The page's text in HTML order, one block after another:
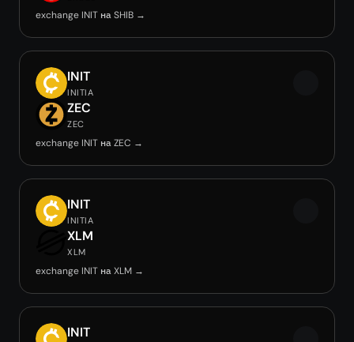
exchange INIT на SHIB →
INIT
INITIA
ZEC
ZEC
exchange INIT на ZEC →
INIT
INITIA
XLM
XLM
exchange INIT на XLM →
INIT